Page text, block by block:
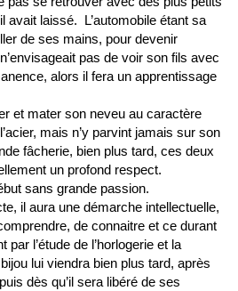
avait laissé. L’automobile étant sa
de ses mains, pour devenir
pas de voir son fils avec
alors il fera un apprentissage
et mater son neveu au caractère
mais n’y parvint jamais sur son
fâcherie, bien plus tard, ces deux
un profond respect.
sans grande passion.
il aura une démarche intellectuelle,
de connaitre et ce durant
l’étude de l’horlogerie et la
lui viendra bien plus tard, après
dès qu’il sera libéré de ses